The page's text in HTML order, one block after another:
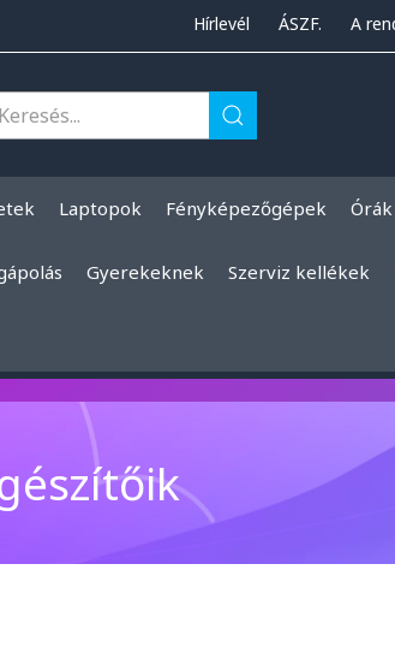
Hírlevél ÁSZF. A
Laptopok Fényképezőgépek Órák
Gyerekeknek Szerviz kellékek